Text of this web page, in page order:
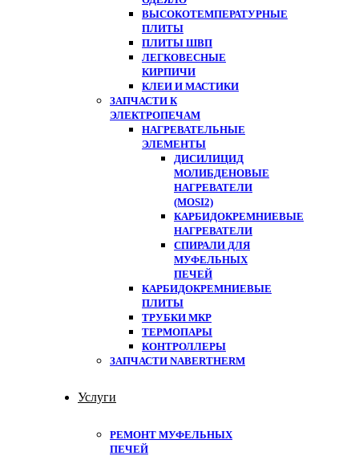
ВЫСОКОТЕМПЕРАТУРНЫЕ
ПЛИТЫ
ПЛИТЫ ШВП
ЛЕГКОВЕСНЫЕ
КИРПИЧИ
КЛЕИ И МАСТИКИ
ЗАПЧАСТИ К
ЭЛЕКТРОПЕЧАМ
НАГРЕВАТЕЛЬНЫЕ
ЭЛЕМЕНТЫ
ДИСИЛИЦИД
МОЛИБДЕНОВЫЕ
НАГРЕВАТЕЛИ
(MOSI2)
КАРБИДОКРЕМНИЕВЫЕ
НАГРЕВАТЕЛИ
СПИРАЛИ ДЛЯ
МУФЕЛЬНЫХ
ПЕЧЕЙ
КАРБИДОКРЕМНИЕВЫЕ
ПЛИТЫ
ТРУБКИ МКР
ТЕРМОПАРЫ
КОНТРОЛЛЕРЫ
ЗАПЧАСТИ NABERTHERM
Услуги
РЕМОНТ МУФЕЛЬНЫХ
ПЕЧЕЙ